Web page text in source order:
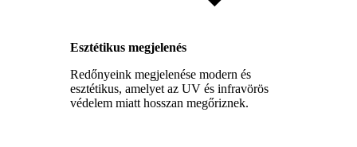
Esztétikus megjelenés
Redőnyeink megjelenése modern és
esztétikus, amelyet az UV és infravörös
védelem miatt hosszan megőriznek.